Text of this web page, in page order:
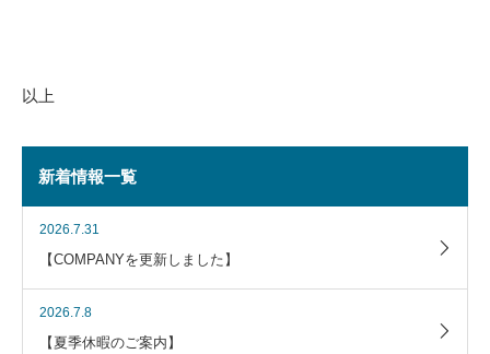
以上
新着情報一覧
2026.7.31
【COMPANYを更新しました】
2026.7.8
【夏季休暇のご案内】